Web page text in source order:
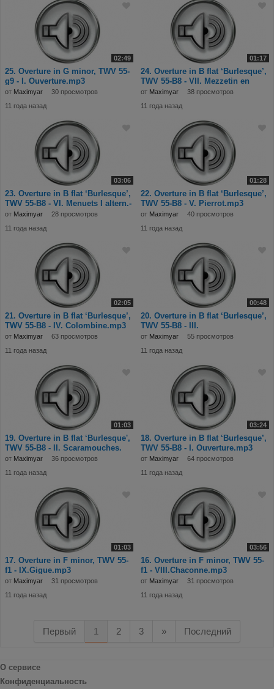
02:49
25. Overture in G minor, TWV 55-
g9 - I. Ouverture.mp3
от Maximyar
30 просмотров
11 года назад
01:17
24. Overture in B flat ‘Burlesque’,
TWV 55-B8 - VII. Mezzetin en
Turc.
от Maximyar
38 просмотров
11 года назад
03:06
23. Overture in B flat ‘Burlesque’,
TWV 55-B8 - VI. Menuets I altern.-
от Maximyar
28 просмотров
11 года назад
01:28
22. Overture in B flat ‘Burlesque’,
TWV 55-B8 - V. Pierrot.mp3
от Maximyar
40 просмотров
11 года назад
02:05
21. Overture in B flat ‘Burlesque’,
TWV 55-B8 - IV. Colombine.mp3
от Maximyar
63 просмотров
11 года назад
00:48
20. Overture in B flat ‘Burlesque’,
TWV 55-B8 - III.
Harlequinade.mp3
от Maximyar
55 просмотров
11 года назад
01:03
19. Overture in B flat ‘Burlesque',
TWV 55-B8 - II. Scaramouches.
от Maximyar
36 просмотров
11 года назад
03:24
18. Overture in B flat ‘Burlesque’,
TWV 55-B8 - I. Ouverture.mp3
от Maximyar
64 просмотров
11 года назад
01:03
17. Overture in F minor, TWV 55-
f1 - IX.Gigue.mp3
от Maximyar
31 просмотров
11 года назад
03:56
16. Overture in F minor, TWV 55-
f1 - VIII.Chaconne.mp3
от Maximyar
31 просмотров
11 года назад
Первый 1 2 3 » Последний
О сервисе
Конфиденциальность